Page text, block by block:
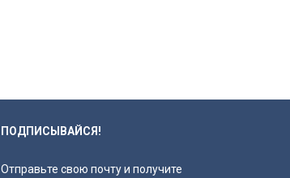
ПОДПИСЫВАЙСЯ!
Отправьте свою почту и получите